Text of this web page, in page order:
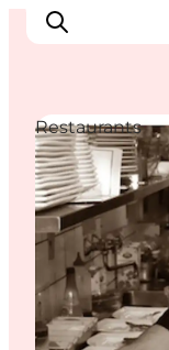
Inspiration
Regionen
Erlebnisse
Restaurants